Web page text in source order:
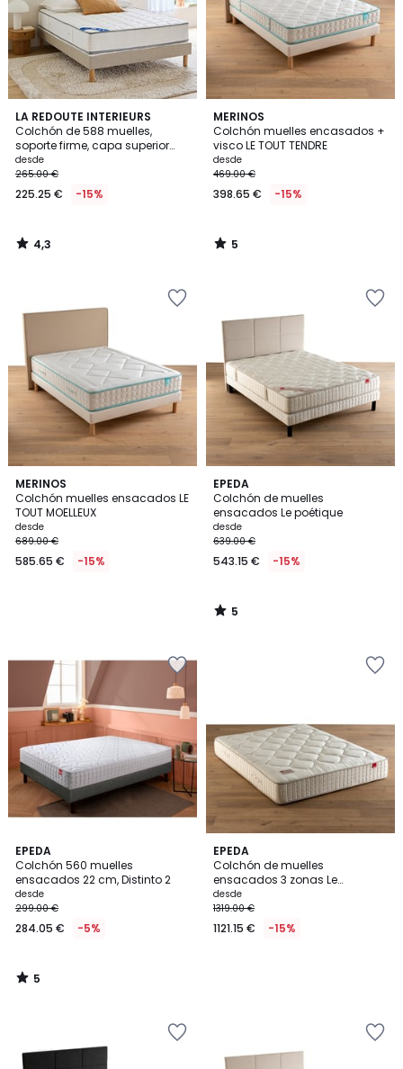
LA REDOUTE INTERIEURS
Colchón de 588 muelles,
soporte firme, capa superior
mullida
desde
265.00 €
225.25 € -15%
4,3
/ 5
4,3
/
MERINOS
Colchón muelles encasados +
visco LE TOUT TENDRE
desde
469.00 €
398.65 € -15%
5
/
5
5
/
MERINOS
Colchón muelles ensacados LE
TOUT MOELLEUX
desde
689.00 €
585.65 € -15%
EPEDA
Colchón de muelles
ensacados Le poétique
desde
639.00 €
543.15 € -15%
5
/
5
5
/
EPEDA
Colchón 560 muelles
ensacados 22 cm, Distinto 2
desde
299.00 €
284.05 € -5%
5
/
5
5
/
EPEDA
Colchón de muelles
ensacados 3 zonas Le
délicatesse
desde
1319.00 €
1121.15 € -15%